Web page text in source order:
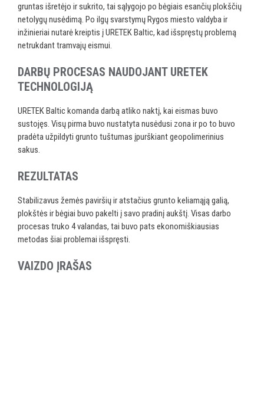
gruntas išretėjo ir sukrito, tai sąlygojo po bėgiais esančių plokščių
netolygų nusėdimą. Po ilgų svarstymų Rygos miesto valdyba ir
inžinieriai nutarė kreiptis į URETEK Baltic, kad išspręstų problemą
netrukdant tramvajų eismui.
DARBŲ PROCESAS NAUDOJANT URETEK
TECHNOLOGIJĄ
URETEK Baltic komanda darbą atliko naktį, kai eismas buvo
sustojęs. Visų pirma buvo nustatyta nusėdusi zona ir po to buvo
pradėta užpildyti grunto tuštumas įpurškiant geopolimerinius
sakus.
REZULTATAS
Stabilizavus žemės paviršių ir atstačius grunto keliamąją galią,
plokštės ir bėgiai buvo pakelti į savo pradinį aukštį. Visas darbo
procesas truko 4 valandas, tai buvo pats ekonomiškiausias
metodas šiai problemai išspręsti.
VAIZDO ĮRAŠAS